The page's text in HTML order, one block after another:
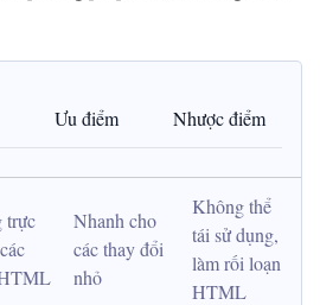
Ưu điểm Nhược điểm
trực
Nhanh cho
các thay đổi
nhỏ
Không thể
tái sử dụng,
làm rối loạn
HTML